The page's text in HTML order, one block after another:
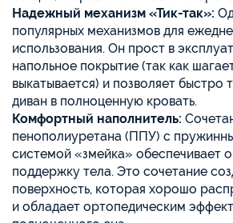
Надежный механизм «Тик-так»:
популярных механизмов для
использования. Он прост в
напольное покрытие (так как
выкатывается) и позволяет быстро
диван в полноценную кровать.
Комфортный наполнитель:
пенополиуретана (ППУ) с
системой «змейка» обеспечивает
поддержку тела. Это сочетание
поверхность, которая хорошо
и обладает ортопедическим